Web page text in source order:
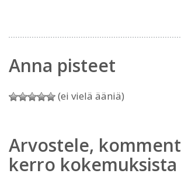
Anna pisteet
(ei vielä ääniä)
Arvostele,
kerro kokemuksista